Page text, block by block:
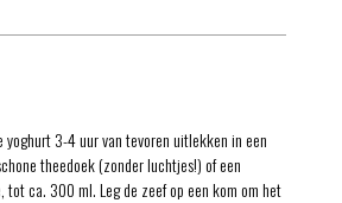
yoghurt 3-4 uur van tevoren uitlekken in een
theedoek (zonder luchtjes!) of een
ca. 300 ml. Leg de zeef op een kom om het